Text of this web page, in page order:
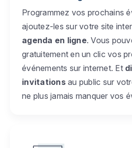
Programmez vos prochains
ajoutez-les sur votre site
agenda en ligne. Vous
gratuitement en un clic vos
événements sur internet. Et
invitationsau public sur
ne plus jamais manquer vos